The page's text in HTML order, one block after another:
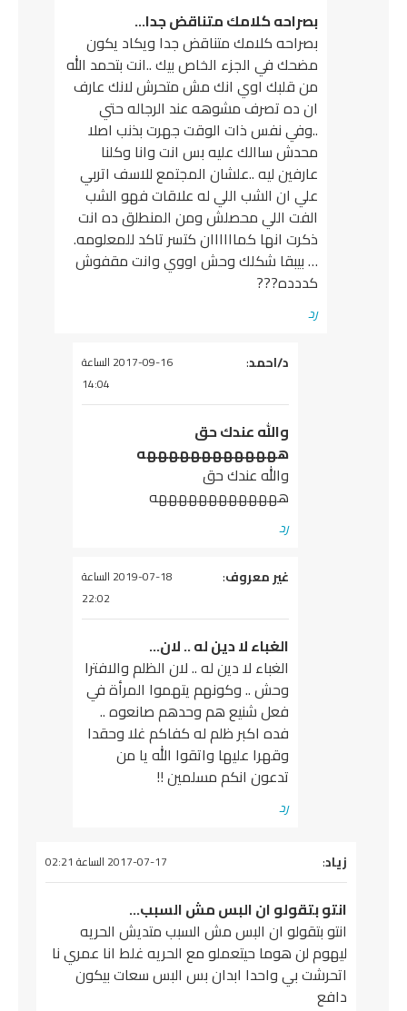
بصراحه كلامك متناقض جدا…
بصراحه كلامك متناقض جدا ويكاد يكون
مضحك في الجزء الخاص بيك ..انت بتحمد الله
من قلبك اوي انك مش متحرش لانك عارف
ان ده تصرف مشوهه عند الرجاله حتي
..وفي نفس ذات الوقت جهرت بذنب اصلا
محدش ساالك عليه بس انت وانا وكلنا
عارفين ليه ..علشان المجتمع للاسف اتربي
علي ان الشب اللي له علاقات فهو الشب
الفت اللي محصلش ومن المنطلق ده انت
ذكرت انها كماااااان كتسر تاكد للمعلومه.
… بيبقا شكلك وحش اووي وانت مقفوش
كددده???
رد
يقول
د/احمد:
2017-09-16 الساعة
14:04
والله عندك حق
هههههههههههههه
والله عندك حق
هههههههههههههه
رد
يقول
غير معروف:
2019-07-18 الساعة
22:02
الغباء لا دين له .. لان…
الغباء لا دين له .. لان الظلم والافترا
وحش .. وكونهم يتهموا المرأة في
فعل شنيع هم وحدهم صانعوه ..
فده اكبر ظلم له كفاكم غلا وحقدا
وقهرا عليها واتقوا الله يا من
تدعون انكم مسلمين !!
رد
يقول
زياد: 2017-07-17 الساعة 02:21
انتو بتقولو ان البس مش السبب…
انتو بتقولو ان البس مش السبب متديش الحريه
ليهوم لن هوما حيتعملو مع الحريه غلط انا عمري نا
اتحرشت بي واحدا ابدان بس البس سعات بيكون
دافع